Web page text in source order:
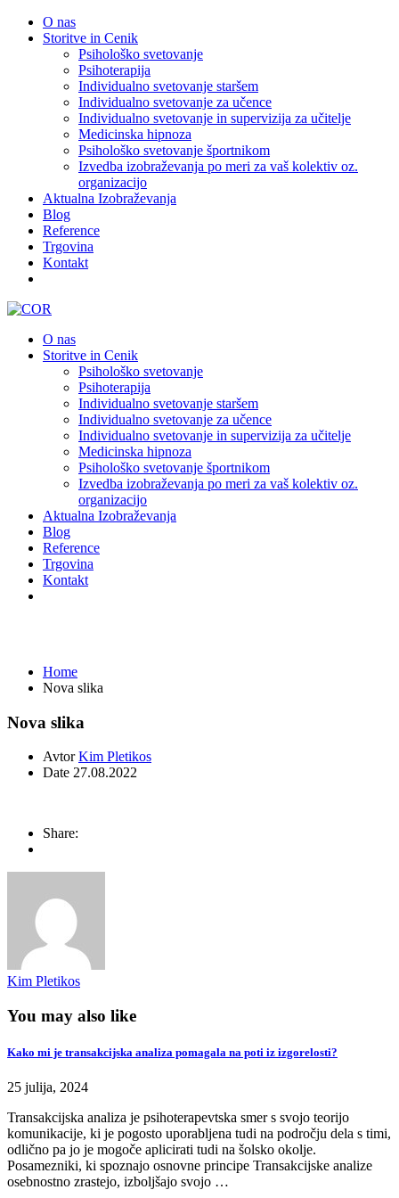
O nas
Storitve in Cenik
Psihološko svetovanje
Psihoterapija
Individualno svetovanje staršem
Individualno svetovanje za učence
Individualno svetovanje in supervizija za učitelje
Medicinska hipnoza
Psihološko svetovanje športnikom
Izvedba izobraževanja po meri za vaš kolektiv oz.
organizacijo
Aktualna Izobraževanja
Blog
Reference
Trgovina
Kontakt
O nas
Storitve in Cenik
Psihološko svetovanje
Psihoterapija
Individualno svetovanje staršem
Individualno svetovanje za učence
Individualno svetovanje in supervizija za učitelje
Medicinska hipnoza
Psihološko svetovanje športnikom
Izvedba izobraževanja po meri za vaš kolektiv oz.
organizacijo
Aktualna Izobraževanja
Blog
Reference
Trgovina
Kontakt
Home
Nova slika
Nova slika
Avtor Kim Pletikos
Date 27.08.2022
Share:
Kim Pletikos
You may also like
Kako mi je transakcijska analiza pomagala na poti iz izgorelosti?
25 julija, 2024
Transakcijska analiza je psihoterapevtska smer s svojo teorijo
komunikacije, ki je pogosto uporabljena tudi na področju dela s timi,
odlično pa jo je mogoče aplicirati tudi na šolsko okolje.
Posamezniki, ki spoznajo osnovne principe Transakcijske analize
osebnostno zrastejo, izboljšajo svojo …